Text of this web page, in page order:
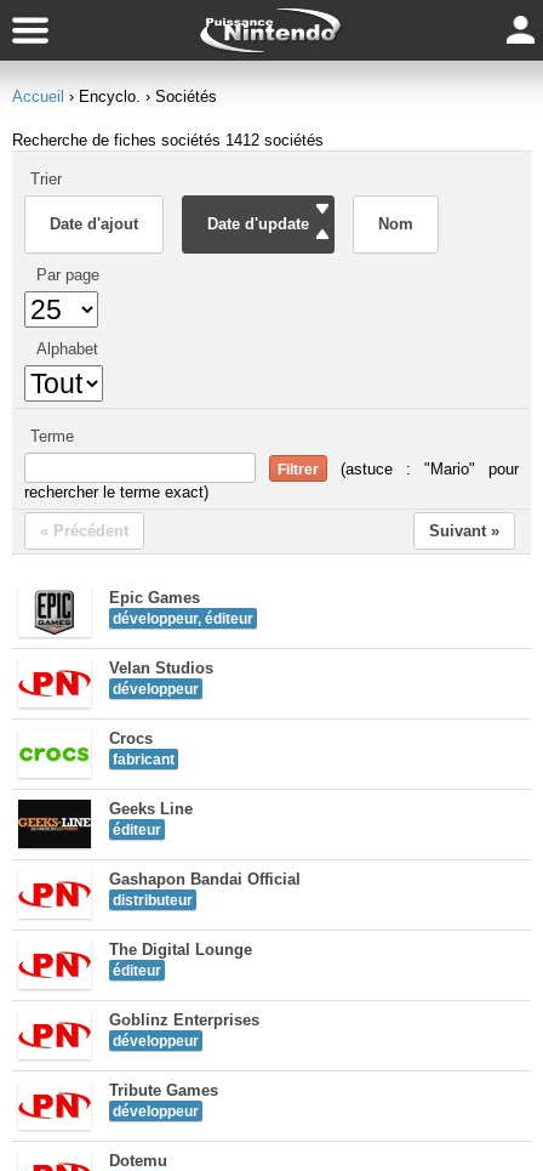
Accueil › Encyclo. › Sociétés
Recherche de fiches sociétés 1412 sociétés
Trier
Date d'ajout Date d'update Nom
Par page
Alphabet
Terme
(astuce : "Mario" pour
rechercher le terme exact)
« Précédent Suivant »
Epic Games
développeur, éditeur
Velan Studios
développeur
Crocs
fabricant
Geeks Line
éditeur
Gashapon Bandai Official
distributeur
The Digital Lounge
éditeur
Goblinz Enterprises
développeur
Tribute Games
développeur
Dotemu